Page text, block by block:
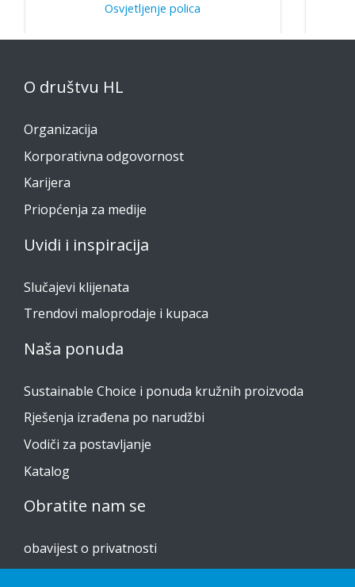
Osvjetljenje polica
O društvu HL
Organizacija
Korporativna odgovornost
Karijera
Priopćenja za medije
Uvidi i inspiracija
Slučajevi klijenata
Trendovi maloprodaje i kupaca
Naša ponuda
Sustainable Choice i ponuda kružnih proizvoda
Rješenja izrađena po narudžbi
Vodiči za postavljanje
Katalog
Obratite nam se
obavijest o privatnosti